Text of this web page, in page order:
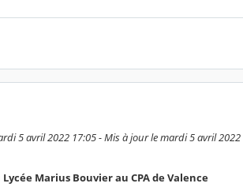
5 avril 2022 17:05 - Mis à jour le mardi 5 avril 2022
Marius Bouvier au CPA de Valence